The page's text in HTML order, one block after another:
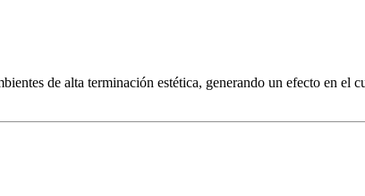
de alta terminación estética, generando un efecto en el